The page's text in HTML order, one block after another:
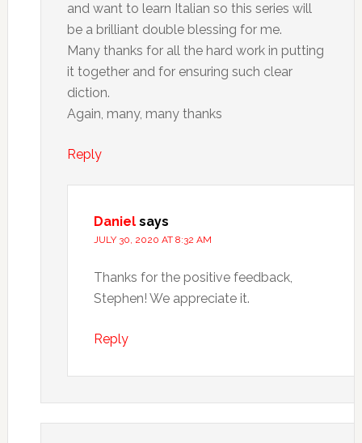
and want to learn Italian so this series will
be a brilliant double blessing for me.
Many thanks for all the hard work in putting
it together and for ensuring such clear
diction.
Again, many, many thanks
Reply
Daniel says
JULY 30, 2020 AT 8:32 AM
Thanks for the positive feedback,
Stephen! We appreciate it.
Reply